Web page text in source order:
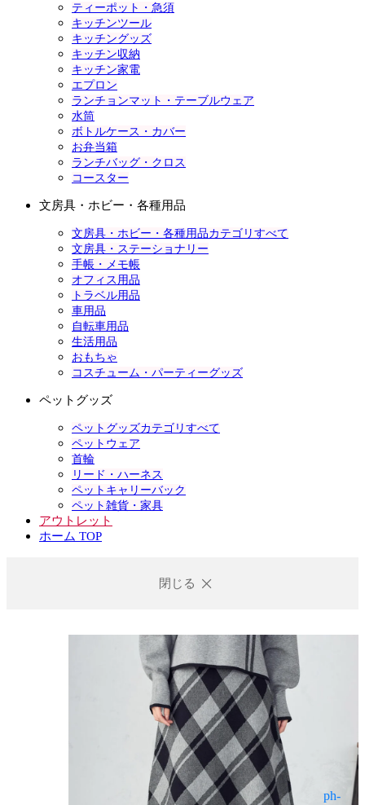
ティーポット・急須
キッチンツール
キッチングッズ
キッチン収納
キッチン家電
エプロン
ランチョンマット・テーブルウェア
水筒
ボトルケース・カバー
お弁当箱
ランチバッグ・クロス
コースター
文房具・ホビー・各種用品
文房具・ホビー・各種用品カテゴリすべて
文房具・ステーショナリー
手帳・メモ帳
オフィス用品
トラベル用品
車用品
自転車用品
生活用品
おもちゃ
コスチューム・パーティーグッズ
ペットグッズ
ペットグッズカテゴリすべて
ペットウェア
首輪
リード・ハーネス
ペットキャリーバック
ペット雑貨・家具
アウトレット
ホーム TOP
閉じる